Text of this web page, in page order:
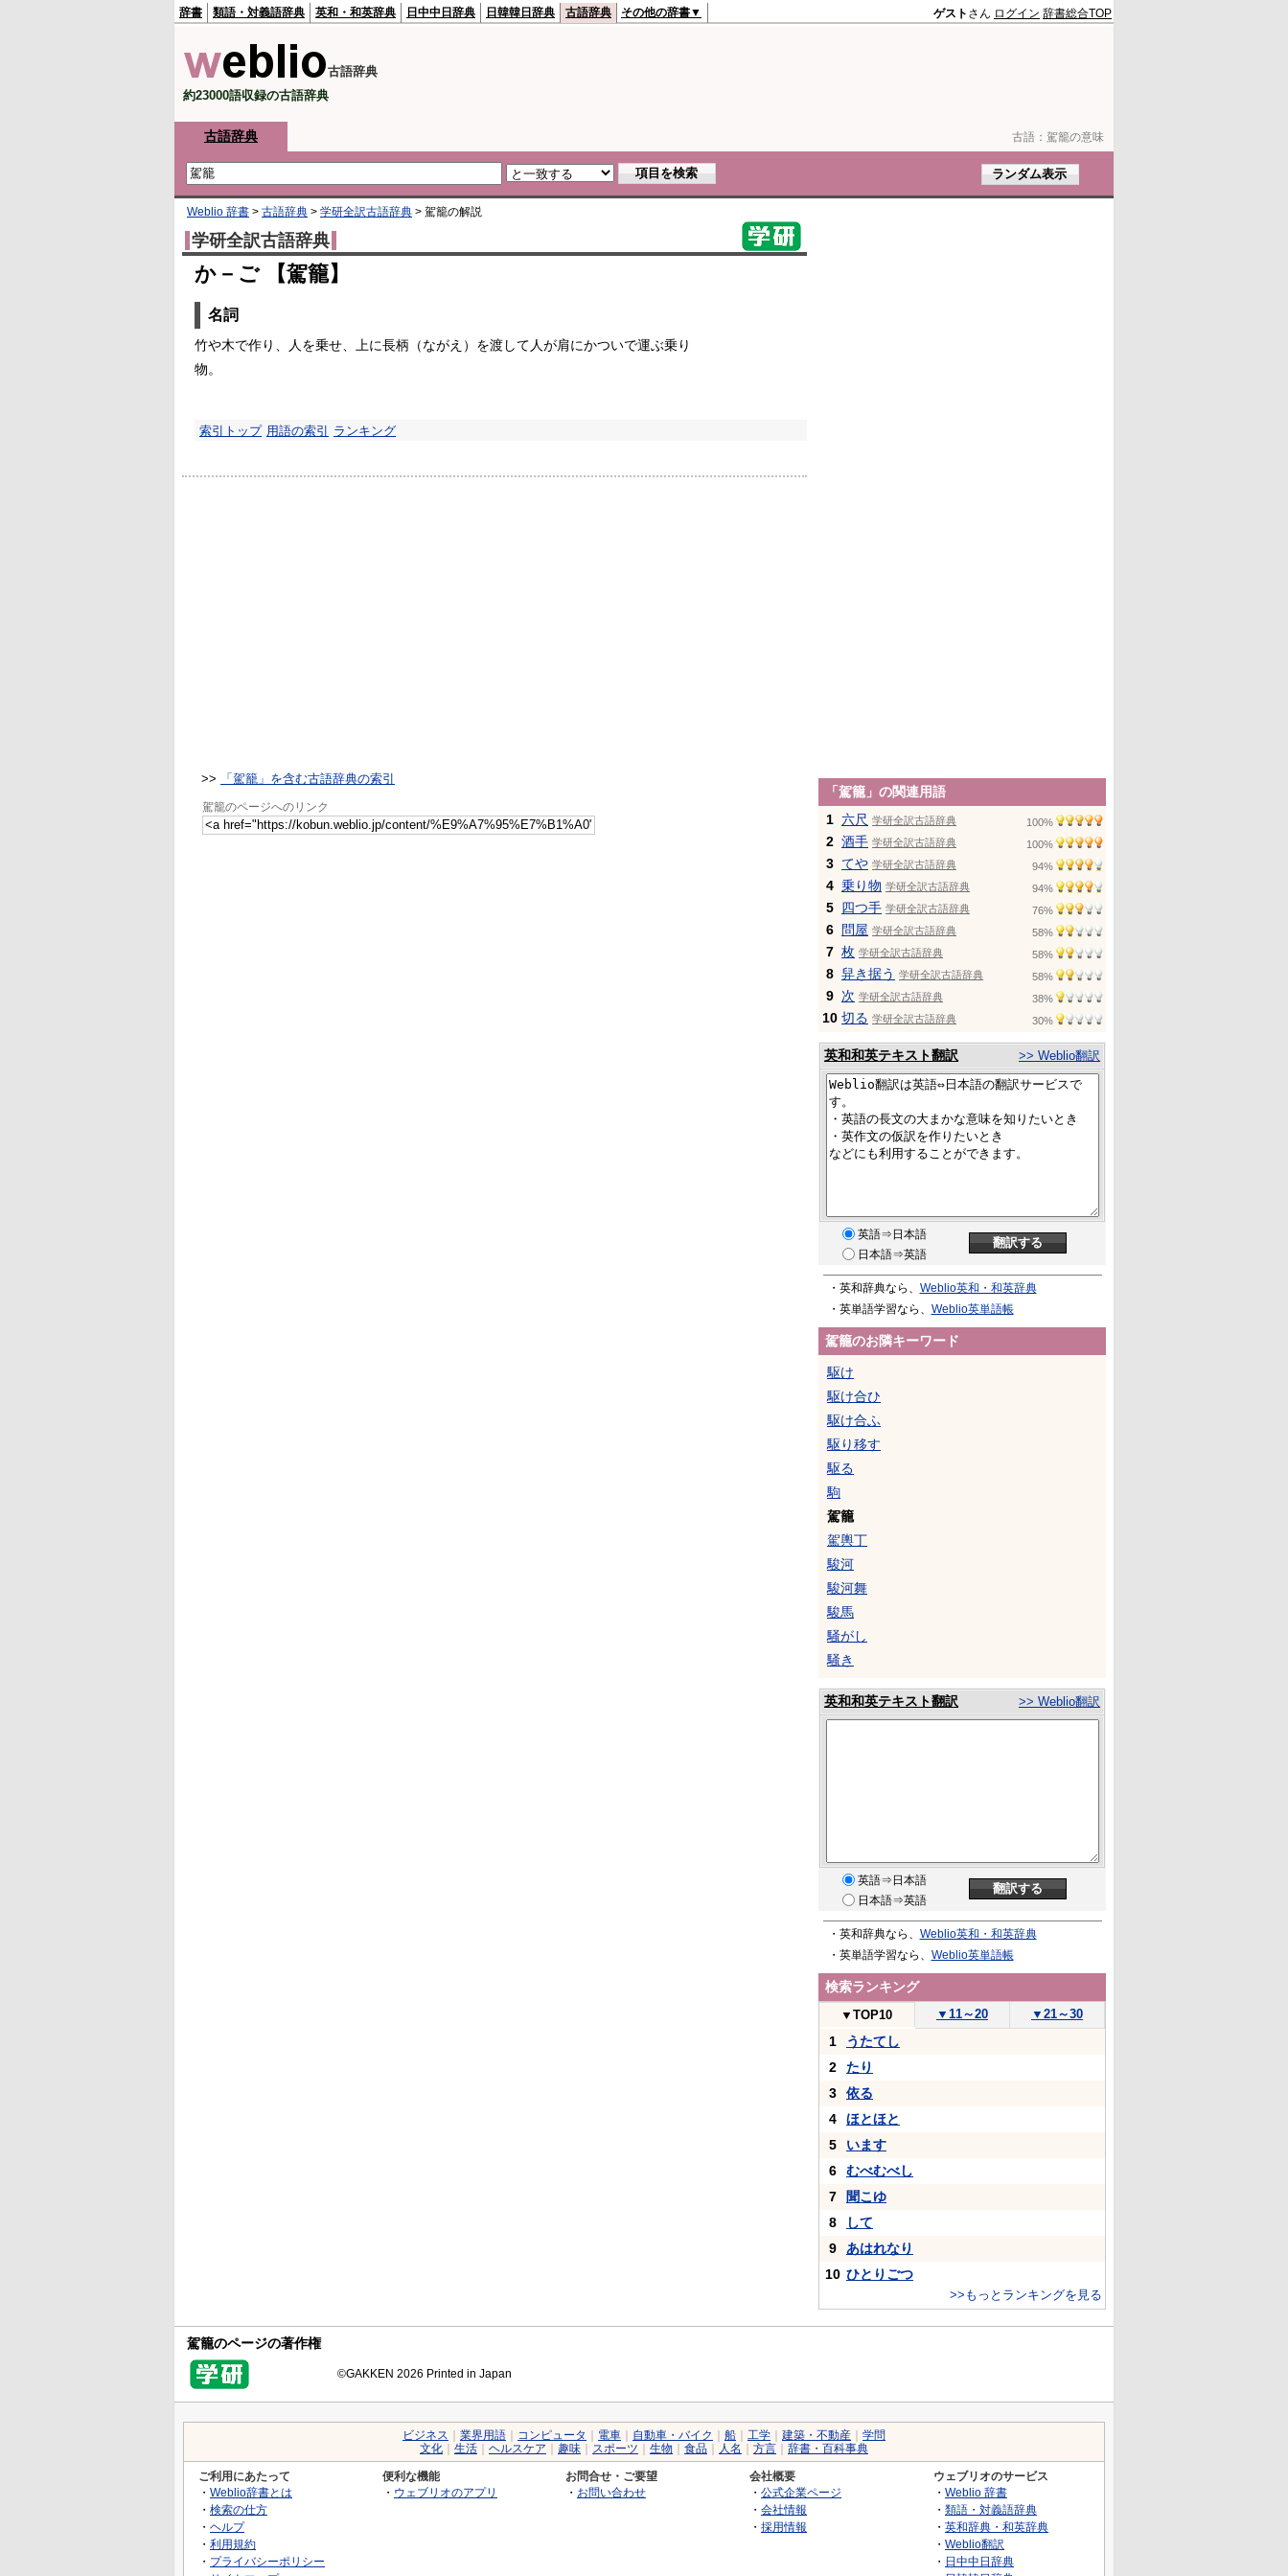
古語： 駕籠の意味
辞書 類語・対義語辞典 英和・和英辞典 日中中日辞典 日韓韓日辞典 古語辞典 その他の辞書▼ ゲスト さん ログイン 辞書総合TOP
古語辞典
約23000語収録の古語辞典
古語辞典
Weblio 辞書 > 古語辞典 > 学研全訳古語辞典 > 駕籠の解説
学研全訳古語辞典
か－ご 【駕籠】
名詞
竹や木で作り、人を乗せ、上に長柄（ながえ）を渡して人が肩にかついで運ぶ乗り
物。
索引トップ 用語の索引 ランキング
>> 「駕籠」を含む古語辞典の索引
駕籠のページへのリンク
「駕籠」の関連用語
1 六尺 学研全訳古語辞典 100%
2 酒手 学研全訳古語辞典 100%
3 てや 学研全訳古語辞典 94%
4 乗り物 学研全訳古語辞典 94%
5 四つ手 学研全訳古語辞典 76%
6 問屋 学研全訳古語辞典 58%
7 枚 学研全訳古語辞典 58%
8 舁き据う 学研全訳古語辞典 58%
9 次 学研全訳古語辞典 38%
10 切る 学研全訳古語辞典 30%
英和和英テキスト翻訳 >> Weblio翻訳
英語⇒日本語
日本語⇒英語
・英和辞典なら、 Weblio英和・和英辞典
・英単語学習なら、 Weblio英単語帳
駕籠のお隣キーワード
駆け
駆け合ひ
駆け合ふ
駆り移す
駆る
駒
駕籠
駕輿丁
駿河
駿河舞
駿馬
騒がし
騒き
英和和英テキスト翻訳 >> Weblio翻訳
英語⇒日本語
日本語⇒英語
・英和辞典なら、 Weblio英和・和英辞典
・英単語学習なら、 Weblio英単語帳
検索ランキング
▼ TOP10 ▼ 11～20 ▼ 21～30
1
うたてし
2
たり
3
依る
4
ほとほと
5
います
6
むべむべし
7
聞こゆ
8
して
9
あはれなり
10 ひとりごつ
>>もっとランキングを見る
駕籠のページの著作権
©GAKKEN 2026 Printed in Japan
ビジネス 業界用語 コンピュータ 電車 自動車・バイク 船 工学 建築・不動産
学問
文化
生活 ヘルスケア 趣味 スポーツ 生物 食品 人名 方言 辞書・百科事典
ご利用にあたって
・ Weblio辞書とは
・ 検索の仕方
・ ヘルプ
・ 利用規約
・ プライバシーポリシー
便利な機能
・ ウェブリオのアプリ
お問合せ・ご要望
・ お問い合わせ
会社概要
・ 公式企業ページ
・ 会社情報
・ 採用情報
ウェブリオのサービス
・ Weblio 辞書
・ 類語・対義語辞典
・ 英和辞典・和英辞典
・ Weblio翻訳
・ 日中中日辞典